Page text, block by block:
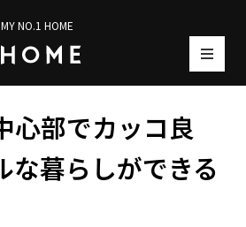
NO.1 HOME
心部でカッコ良
な暮らしができる